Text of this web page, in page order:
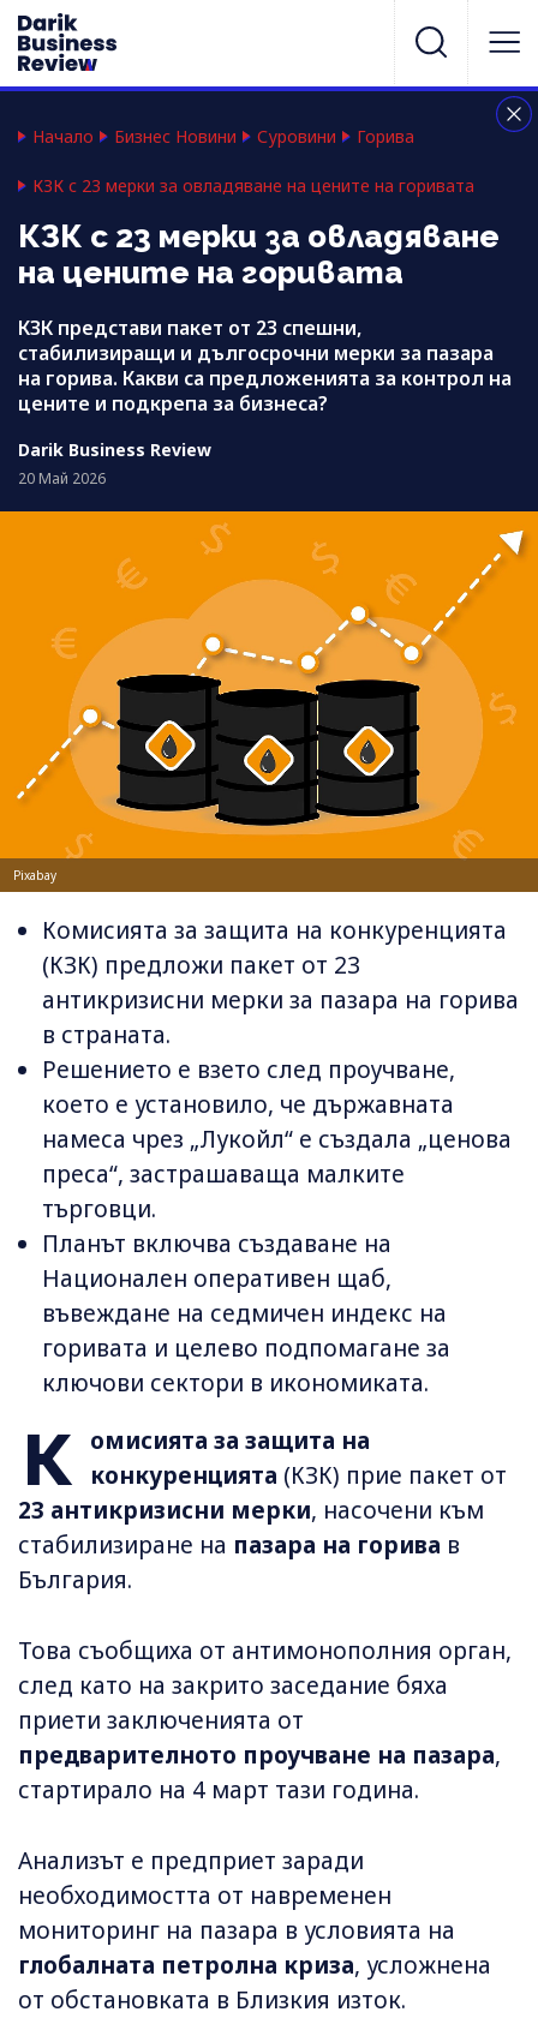
Начало Бизнес Новини Суровини Горива
КЗК с 23 мерки за овладяване на цените на горивата
КЗК с 23 мерки за овладяване
на цените на горивата
КЗК представи пакет от 23 спешни,
стабилизиращи и дългосрочни мерки за пазара
на горива. Какви са предложенията за контрол на
цените и подкрепа за бизнеса?
Darik Business Review
20 Май 2026
Pixabay
Комисията за защита на конкуренцията
(КЗК) предложи пакет от 23
антикризисни мерки за пазара на горива
в страната.
Решението е взето след проучване,
което е установило, че държавната
намеса чрез „Лукойл“ е създала „ценова
преса“, застрашаваща малките
търговци.
Планът включва създаване на
Национален оперативен щаб,
въвеждане на седмичен индекс на
горивата и целево подпомагане за
ключови сектори в икономиката.
К
омисията за защита на
конкуренцията (КЗК) прие пакет от
23 антикризисни мерки, насочени към
стабилизиране на пазара на горива в
България.
Това съобщиха от антимонополния орган,
след като на закрито заседание бяха
приети заключенията от
предварителното проучване на пазара,
стартирало на 4 март тази година.
Анализът е предприет заради
необходимостта от навременен
мониторинг на пазара в условията на
глобалната петролна криза, усложнена
от обстановката в Близкия изток.